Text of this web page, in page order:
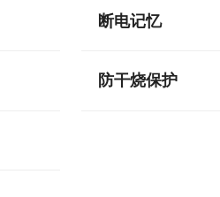
断电记忆
防干烧保护